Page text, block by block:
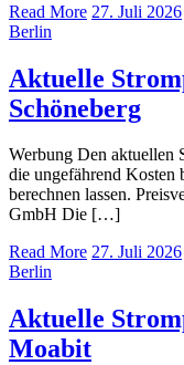
Read More 27. Juli 2026
Berlin
Aktuelle
Schöneberg
Werbung Den aktuellen
die ungefährend Kosten
berechnen lassen.
GmbH Die […]
Read More 27. Juli 2026
Berlin
Aktuelle
Moabit